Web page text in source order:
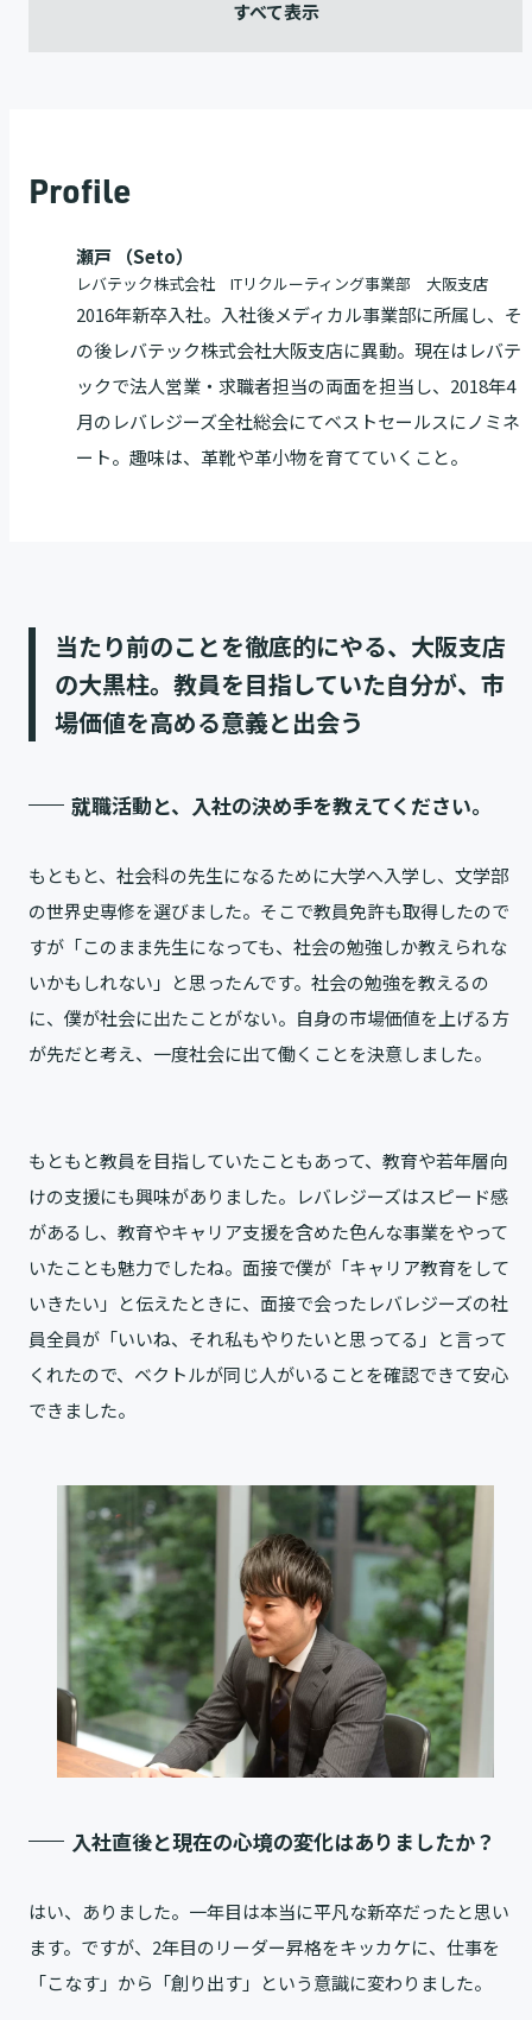
Profile
瀬戸 （Seto）
レバテック株式会社 ITリクルーティング事業部 大阪支店
2016年新卒入社。入社後メディカル事業部に所属し、そ
の後レバテック株式会社大阪支店に異動。現在はレバテ
ックで法人営業・求職者担当の両面を担当し、2018年4
月のレバレジーズ全社総会にてベストセールスにノミネ
ート。趣味は、革靴や革小物を育てていくこと。
当たり前のことを徹底的にやる、大阪支店
の大黒柱。教員を目指していた自分が、市
場価値を高める意義と出会う
就職活動と、入社の決め手を教えてください。
もともと、社会科の先生になるために大学へ入学し、文学部
の世界史専修を選びました。そこで教員免許も取得したので
すが「このまま先生になっても、社会の勉強しか教えられな
いかもしれない」と思ったんです。社会の勉強を教えるの
に、僕が社会に出たことがない。自身の市場価値を上げる方
が先だと考え、一度社会に出て働くことを決意しました。
もともと教員を目指していたこともあって、教育や若年層向
けの支援にも興味がありました。レバレジーズはスピード感
があるし、教育やキャリア支援を含めた色んな事業をやって
いたことも魅力でしたね。面接で僕が「キャリア教育をして
いきたい」と伝えたときに、面接で会ったレバレジーズの社
員全員が「いいね、それ私もやりたいと思ってる」と言って
くれたので、ベクトルが同じ人がいることを確認できて安心
できました。
入社直後と現在の心境の変化はありましたか？
はい、ありました。一年目は本当に平凡な新卒だったと思い
ます。ですが、2年目のリーダー昇格をキッカケに、仕事を
「こなす」から「創り出す」という意識に変わりました。